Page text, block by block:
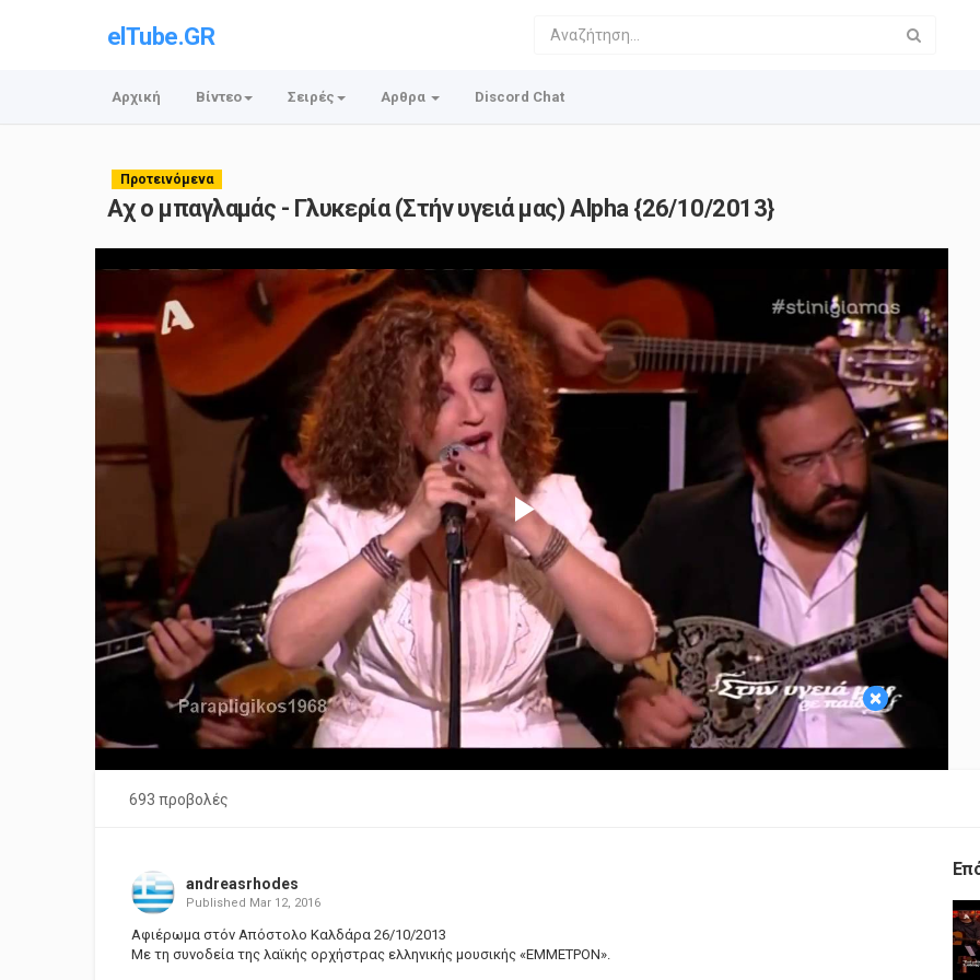
elTube.GR
Αρχική Βίντεο Σειρές Αρθρα Discord Chat
Προτεινόμενα
Αχ ο μπαγλαμάς - Γλυκερία (Στήν υγειά μας) Alpha {26/10/2013}
×
Play
Video
693 προβολές
andreasrhodes
Published Mar 12, 2016
Αφιέρωμα στόν Απόστολο Καλδάρα 26/10/2013
Με τη συνοδεία της λαϊκής ορχήστρας ελληνικής μουσικής «ΕΜΜΕΤΡΟΝ».